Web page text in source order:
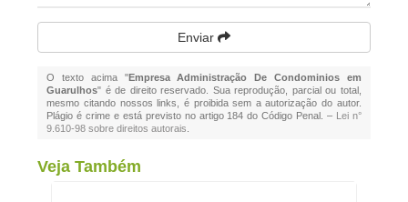
Enviar
O texto acima "Empresa Administração De Condominios em
Guarulhos" é de direito reservado. Sua reprodução, parcial ou total,
mesmo citando nossos links, é proibida sem a autorização do autor.
Plágio é crime e está previsto no artigo 184 do Código Penal. – Lei n°
9.610-98 sobre direitos autorais
Veja Também